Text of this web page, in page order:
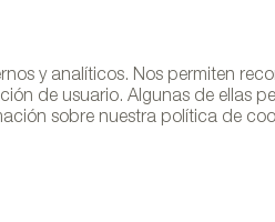
y analíticos. Nos permiten
de usuario. Algunas de ellas
sobre nuestra política de